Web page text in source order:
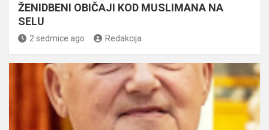
ŽENIDBENI OBIČAJI KOD MUSLIMANA NA
SELU
2 sedmice ago Redakcija